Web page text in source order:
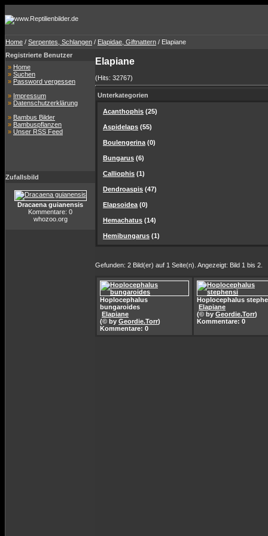
Home / Serpentes, Schlangen / Elapidae, Giftnattern / Elapiane
Registrierte Benutzer
» Home
» Suchen
» Password vergessen
» Impressum
» Datenschutzerklärung
» Bambus Bilder
» Bambuspflanzen
» Unser RSS Feed
Zufallsbild
Dracaena guianensis
Kommentare: 0
whozoo.org
Elapiane
(Hits: 32767)
Unterkategorien
Acanthophis (25)
Aspidelaps (55)
Boulengerina (0)
Bungarus (6)
Calliophis (1)
Dendroaspis (47)
Elapsoidea (0)
Hemachatus (14)
Hemibungarus (1)
Gefunden: 2 Bild(er) auf 1 Seite(n). Angezeigt: Bild 1 bis 2.
Hoplocephalus
bungaroides
Elapiane
(© by Geordie.Torr)
Kommentare: 0
Hoplocephalus
Elapiane
(© by Geordie.Torr)
Kommentare: 0